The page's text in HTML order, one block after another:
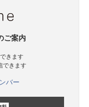
ご案内
きます
できます
バー